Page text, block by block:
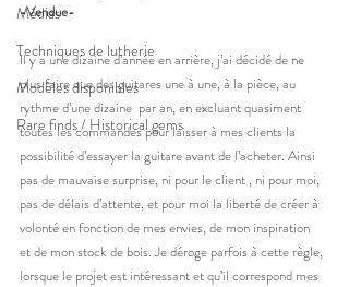
Médias
Techniques de lutherie
Modèles disponibles
Rare finds / Historical gems
-Vendue-
Il y a une dizaine d’année en arrière, j’ai décidé de ne
plus faire que des guitares une à une, à la pièce, au
rythme d’une dizaine  par an, en excluant quasiment
toutes les commandes pour laisser à mes clients la
possibilité d’essayer la guitare avant de l’acheter. Ainsi
pas de mauvaise surprise, ni pour le client , ni pour moi,
pas de délais d’attente, et pour moi la liberté de créer à
volonté en fonction de mes envies, de mon inspiration
et de mon stock de bois. Je déroge parfois à cette règle,
lorsque le projet est intéressant et qu’il correspond mes